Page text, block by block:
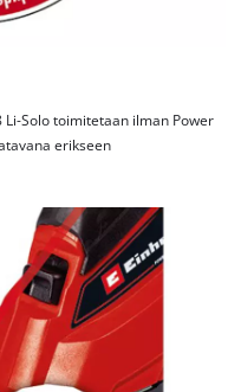
Li-Solo toimitetaan ilman Power
erikseen